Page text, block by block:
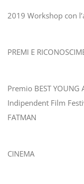
2019 Workshop con
PREMI E
Premio BEST
Indipendent Film
FATMAN
CINEMA